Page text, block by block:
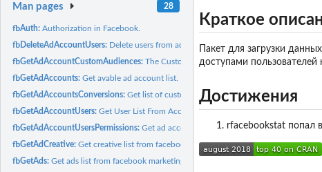
Man pages 28
fbAuth:Authorization in Facebook.
fbDeleteAdAccountUsers: Delete users from ad accounts.
fbGetAdAccountCustomAudiences:The Custom Audiences Associated With the Ad
fbGetAdAccounts:Get avable ad account list.
fbGetAdAccountsConversions:Get list of custom conversion from ad accounts.
fbGetAdAccountUsers:Get User List From Account
fbGetAdAccountUsersPermissions:Get ad account user list with him permissions.
fbGetAdCreative:Get creative list from facebook marketing API
fbGetAds:Get ads list from facebook marketing API
Краткое
Пакет для загрузки
доступами пользователей
Достижения
rfacebookstat попал в